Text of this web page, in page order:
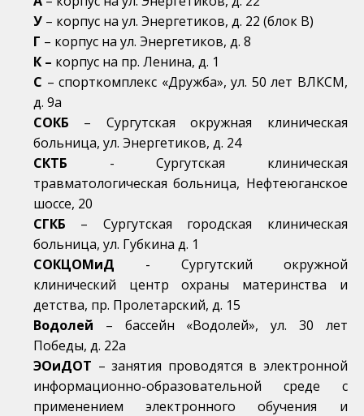
У – корпус на ул. Энергетиков, д. 22 (блок В)
Г – корпус на ул. Энергетиков, д. 8
К – корпус на пр. Ленина, д. 1
С – спорткомплекс «Дружба», ул. 50 лет ВЛКСМ,
д. 9а
СОКБ – Сургутская окружная клиническая
больница, ул. Энергетиков, д. 24
СКТБ - Сургутская клиническая
травматологическая больница, Нефтеюганское
шоссе, 20
СГКБ – Сургутская городская клиническая
больница, ул. Губкина д. 1
СОКЦОМиД - Сургутский окружной
клинический центр охраны материнства и
детства, пр. Пролетарский, д. 15
Водолей – бассейн «Водолей», ул. 30 лет
Победы, д. 22а
ЭОиДОТ – занятия проводятся в электронной
информационно-образовательной среде с
применением электронного обучения и